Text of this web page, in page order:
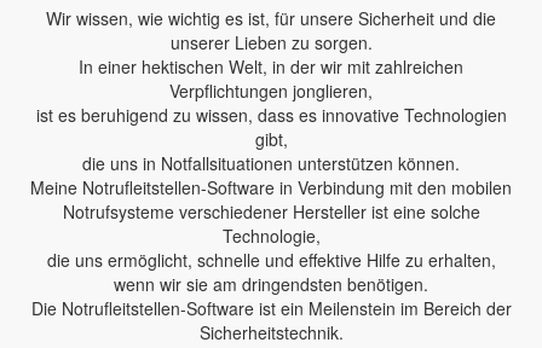
Wir wissen, wie wichtig es ist, für unsere Sicherheit und die
unserer Lieben zu sorgen.
In einer hektischen Welt, in der wir mit zahlreichen
Verpflichtungen jonglieren,
ist es beruhigend zu wissen, dass es innovative Technologien
gibt,
die uns in Notfallsituationen unterstützen können.
Meine Notrufleitstellen-Software in Verbindung mit den mobilen
Notrufsysteme verschiedener Hersteller ist eine solche
Technologie,
die uns ermöglicht, schnelle und effektive Hilfe zu erhalten,
wenn wir sie am dringendsten benötigen.
Die Notrufleitstellen-Software ist ein Meilenstein im Bereich der
Sicherheitstechnik.